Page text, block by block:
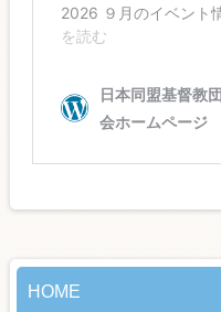
HOME